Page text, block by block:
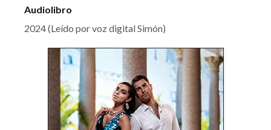
Audiolibro
2024 (Leído por voz digital Simón)